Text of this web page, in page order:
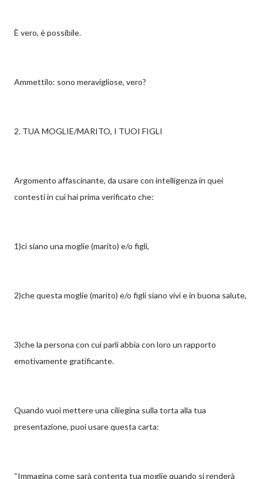
È vero, è possibile.
Ammettilo: sono meravigliose, vero?
2. TUA MOGLIE/MARITO, I TUOI FIGLI
Argomento affascinante, da usare con intelligenza in quei
contesti in cui hai prima verificato che:
1)ci siano una moglie (marito) e/o figli,
2)che questa moglie (marito) e/o figli siano vivi e in buona salute,
3)che la persona con cui parli abbia con loro un rapporto
emotivamente gratificante.
Quando vuoi mettere una ciliegina sulla torta alla tua
presentazione, puoi usare questa carta:
“Immagina come sarà contenta tua moglie quando si renderà